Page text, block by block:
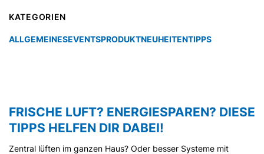
FRISCHE LUFT? ENERGIESPAREN? DIESE
TIPPS HELFEN DIR DABEI!
Zentral lüften im ganzen Haus? Oder besser Systeme mit
KATEGORIEN
ALLGEMEINESEVENTSPRODUKTNEUHEITENTIPPS